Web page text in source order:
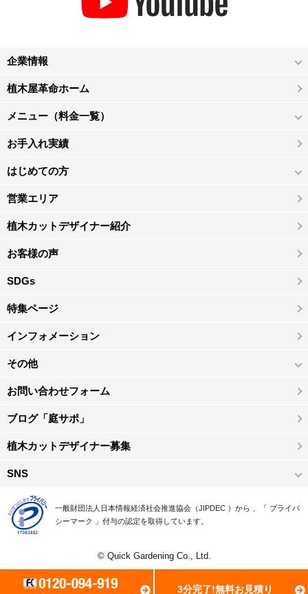
3分完了!無料お見積り
企業情報
植木屋革命ホーム
メニュー（料金一覧）
お手入れ実績
はじめての方
営業エリア
植木カットデザイナー紹介
お客様の声
SDGs
特集ページ
インフォメーション
その他
お問い合わせフォーム
ブログ「庭サポ」
植木カットデザイナー募集
SNS
一般財団法人日本情報経済社会推進協会（JIPDEC ）から 、「 プライバ
シーマーク 」付与の認定を取得しています。
© Quick Gardening Co., Ltd.